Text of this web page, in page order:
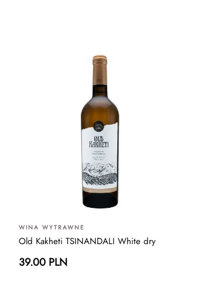
WINA WYTRAWNE
Old Kakheti TSINANDALI White dry
39.00 PLN